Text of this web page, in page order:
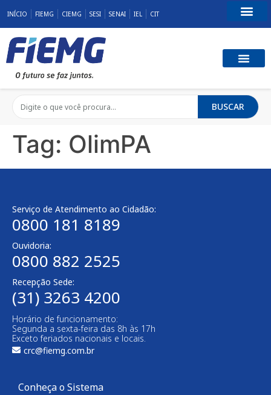
INÍCIO FIEMG CIEMG SESI SENAI IEL CIT
BUSCAR
Tag: OlimPA
Serviço de Atendimento ao Cidadão:
0800 181 8189
Ouvidoria:
0800 882 2525
Recepção Sede:
(31) 3263 4200
Horário de funcionamento:
Segunda a sexta-feira das 8h às 17h
Exceto feriados nacionais e locais.
crc@fiemg.com.br
Conheça o Sistema